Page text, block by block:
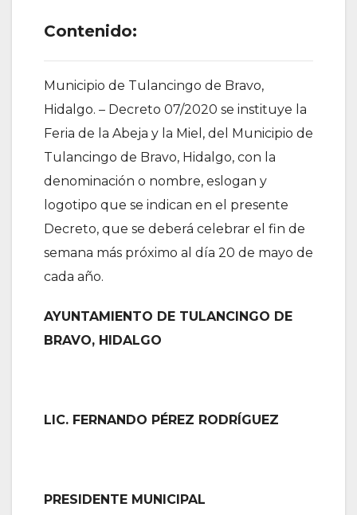
Contenido:
Municipio de Tulancingo de Bravo,
Hidalgo. – Decreto 07/2020 se instituye la
Feria de la Abeja y la Miel, del Municipio de
Tulancingo de Bravo, Hidalgo, con la
denominación o nombre, eslogan y
logotipo que se indican en el presente
Decreto, que se deberá celebrar el fin de
semana más próximo al día 20 de mayo de
cada año.
AYUNTAMIENTO DE TULANCINGO DE
BRAVO, HIDALGO
LIC. FERNANDO PÉREZ RODRÍGUEZ
PRESIDENTE MUNICIPAL